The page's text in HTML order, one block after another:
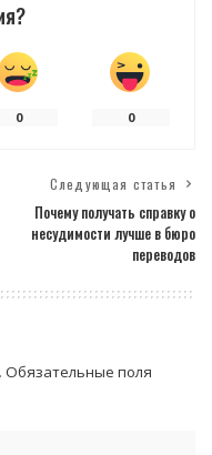
0 0
Следующая статья
Почему получать справку о
несудимости лучше в бюро
переводов
Обязательные поля